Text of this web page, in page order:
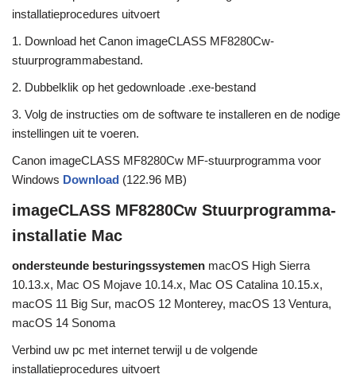
installatieprocedures uitvoert
1. Download het Canon imageCLASS MF8280Cw-
stuurprogrammabestand.
2. Dubbelklik op het gedownloade .exe-bestand
3. Volg de instructies om de software te installeren en de nodige
instellingen uit te voeren.
Canon imageCLASS MF8280Cw MF-stuurprogramma voor
Windows Download (122.96 MB)
imageCLASS MF8280Cw Stuurprogramma-
installatie Mac
ondersteunde besturingssystemen macOS High Sierra
10.13.x, Mac OS Mojave 10.14.x, Mac OS Catalina 10.15.x,
macOS 11 Big Sur, macOS 12 Monterey, macOS 13 Ventura,
macOS 14 Sonoma
Verbind uw pc met internet terwijl u de volgende
installatieprocedures uitvoert